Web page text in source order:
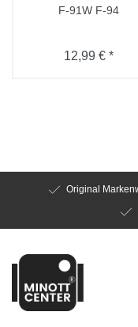
F-91W F-94
12,99 € *
Original